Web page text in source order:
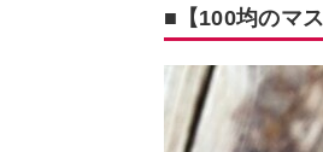
■【100均のマ